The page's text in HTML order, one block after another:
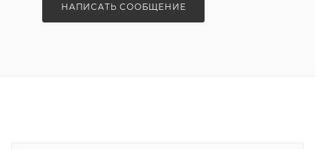
НАПИСАТЬ СООБЩЕНИЕ